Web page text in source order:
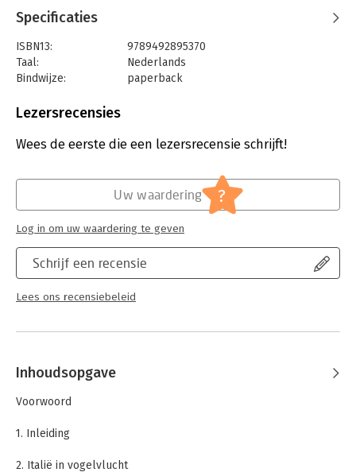
Specificaties
ISBN13:
9789492895370
Taal:
Nederlands
Bindwijze:
paperback
Uitgever:
Verschijningsdatum:
8-2-2024
Onroerend goed recht [vastgoed]
Serie:
Wonen en kopen in
Lezersrecensies
Wees de eerste die een lezersrecensie schrijft!
Schrijf een recensie
Lees ons recensiebeleid
Uw waardering ?
Log in om uw waardering te geven
Inhoudsopgave
Voorwoord
1. Inleiding
2. Italië in vogelvlucht